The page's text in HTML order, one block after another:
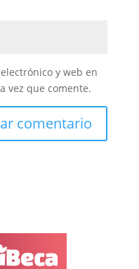
y web en
vez que comente.